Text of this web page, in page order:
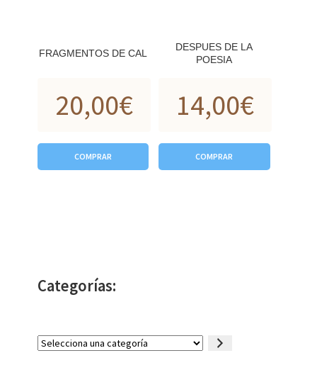
FRAGMENTOS DE CAL
20,00€
COMPRAR
DESPUES DE LA
POESIA
14,00€
COMPRAR
Categorías:
Selecciona